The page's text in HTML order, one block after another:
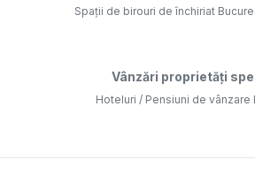
Spații de birouri de închiriat
Vânzări proprietăți
Hoteluri / Pensiuni de vânzare